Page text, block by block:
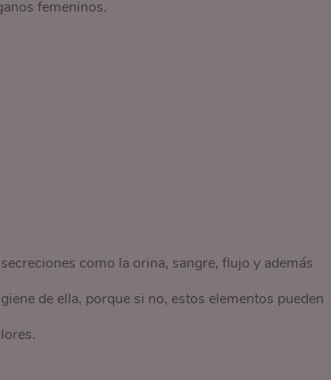
femeninos.
como la orina, sangre, flujo y además
de ella, porque si no, estos elementos pueden